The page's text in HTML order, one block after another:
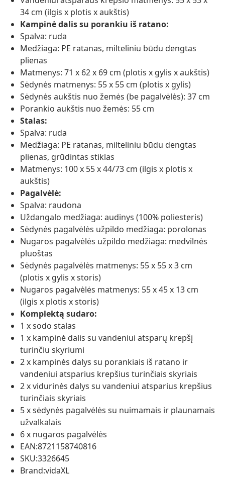
34 cm (ilgis x plotis x aukštis)
Kampinė dalis su porankiu iš ratano:
Spalva: ruda
Medžiaga: PE ratanas, milteliniu būdu dengtas
plienas
Matmenys: 71 x 62 x 69 cm (plotis x gylis x aukštis)
Sėdynės matmenys: 55 x 55 cm (plotis x gylis)
Sėdynės aukštis nuo žemės (be pagalvėlės): 37 cm
Porankio aukštis nuo žemės: 55 cm
Stalas:
Spalva: ruda
Medžiaga: PE ratanas, milteliniu būdu dengtas
plienas, grūdintas stiklas
Matmenys: 100 x 55 x 44/73 cm (ilgis x plotis x
aukštis)
Pagalvėlė:
Spalva: raudona
Uždangalo medžiaga: audinys (100% poliesteris)
Sėdynės pagalvėlės užpildo medžiaga: porolonas
Nugaros pagalvėlės užpildo medžiaga: medvilnės
pluoštas
Sėdynės pagalvėlės matmenys: 55 x 55 x 3 cm
(plotis x gylis x storis)
Nugaros pagalvėlės matmenys: 55 x 45 x 13 cm
(ilgis x plotis x storis)
Komplektą sudaro:
1 x sodo stalas
1 x kampinė dalis su vandeniui atsparų krepšį
turinčiu skyriumi
2 x kampinės dalys su porankiais iš ratano ir
vandeniui atsparius krepšius turinčiais skyriais
2 x vidurinės dalys su vandeniui atsparius krepšius
turinčiais skyriais
5 x sėdynės pagalvėlės su nuimamais ir plaunamais
užvalkalais
6 x nugaros pagalvėlės
EAN:8721158740816
SKU:3326645
Brand:vidaXL